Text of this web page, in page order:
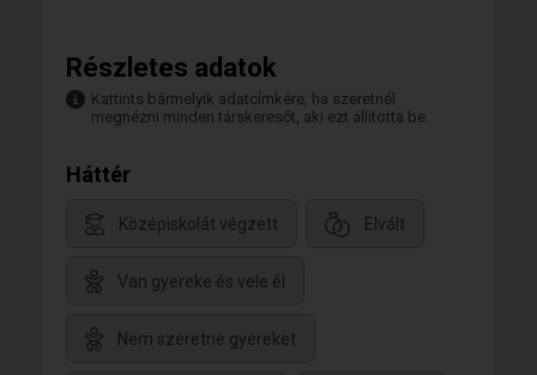
Részletes adatok
Kattints bármelyik adatcímkére, ha szeretnél
megnézni minden társkeresőt, aki ezt állította be.
Háttér
Középiskolát végzett Elvált
Van gyereke és vele él
Nem szeretne gyereket